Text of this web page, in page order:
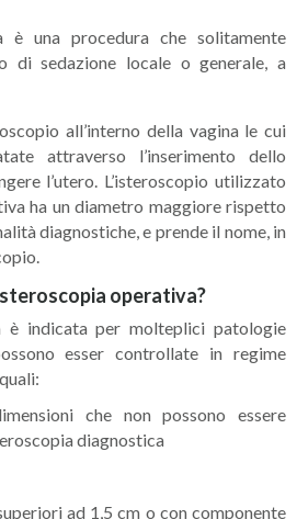
è una procedura che solitamente
di sedazione locale o generale, a
all’interno della vagina le cui
attraverso l’inserimento dello
l’utero. L’isteroscopio utilizzato
ha un diametro maggiore rispetto
diagnostiche, e prende il nome, in
operativa?
è indicata per molteplici patologie
esser controllate in regime
che non possono essere
diagnostica
ad 1,5 cm o con componente